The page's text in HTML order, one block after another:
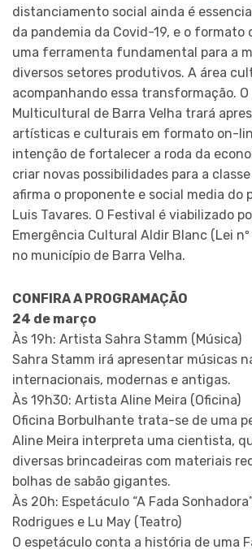
distanciamento social ainda é
da pandemia da Covid-19, e o
uma ferramenta fundamental para a
diversos setores produtivos. A área
acompanhando essa transformação. O
Multicultural de Barra Velha trará
artísticas e culturais em formato on-
intenção de fortalecer a roda da
criar novas possibilidades para a
afirma o proponente e social media do
Luis Tavares. O Festival é viabilizado
Emergência Cultural Aldir Blanc (Lei
no município de Barra Velha.
CONFIRA A PROGRAMAÇÃO
24 de março
Às 19h: Artista Sahra Stamm (Música)
Sahra Stamm irá apresentar músicas
internacionais, modernas e antigas.
Às 19h30: Artista Aline Meira (Oficina)
Oficina Borbulhante trata-se de uma
Aline Meira interpreta uma cientista,
diversas brincadeiras com materiais
bolhas de sabão gigantes.
Às 20h: Espetáculo “A Fada
Rodrigues e Lu May (Teatro)
O espetáculo conta a história de uma